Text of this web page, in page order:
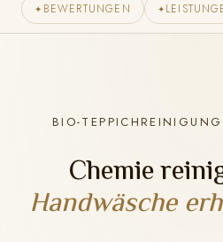
✦ BEWERTUNGEN ✦
BIO-
Chemie
Handwäsche